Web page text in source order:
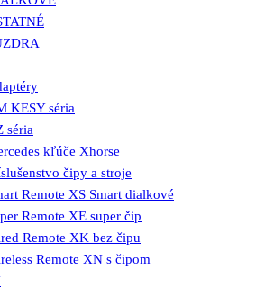
KESY séria
séria
kľúče Xhorse
čipy a stroje
Remote XS Smart dialkové
Remote XE super čip
Remote XK bez čipu
Remote XN s čipom